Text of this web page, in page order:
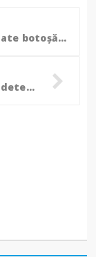
Istorie, cultură și spiritualitate botoșăneană - Simpozion Județean la Seminarul Teologic Liceal Ortodox „Sf. Gheorghe” din Botoșani - FOTO
Adolescenți care ard pentru idei – determinare și creativitate la elevii Colegiului Național „Grigore Ghica” din Dorohoi!